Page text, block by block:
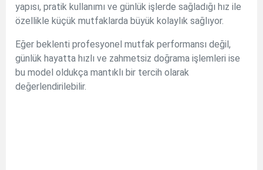
yapısı, pratik kullanımı ve günlük işlerde sağladığı hız ile
özellikle küçük mutfaklarda büyük kolaylık sağlıyor.
Eğer beklenti profesyonel mutfak performansı değil,
günlük hayatta hızlı ve zahmetsiz doğrama işlemleri ise
bu model oldukça mantıklı bir tercih olarak
değerlendirilebilir.